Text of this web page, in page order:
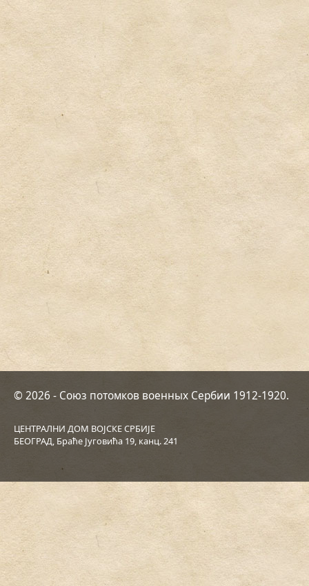
© 2026 - Союз потомков военных Сербии 1912-1920.
ЦЕНТРАЛНИ ДОМ ВОЈСКЕ СРБИЈЕ
БЕОГРАД, Браће Југовића 19, канц. 241